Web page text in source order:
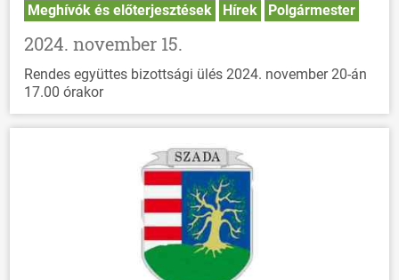
Meghívók és előterjesztések Hírek Polgármester
2024. november 15.
Rendes együttes bizottsági ülés 2024. november 20-án
17.00 órakor